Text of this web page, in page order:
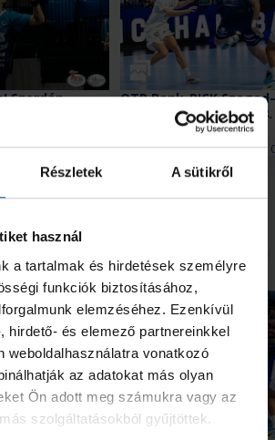
Részletek A sütikről
használ
a tartalmak és hirdetések személyre
funkciók biztosításához,
elemzéséhez. Ezenkívül
hirdető- és elemező partnereinkkel
weboldalhasználatra vonatkozó
az adatokat más olyan
Ön adott meg számukra vagy az
szolgáltatásokból gyűjtöttek.
aug. 09.
Szerdán
Galéria
Handball Family 2026. aug.
OTP Bank-PICK
Nantes 34–35 (2026.
hírek
Galéria